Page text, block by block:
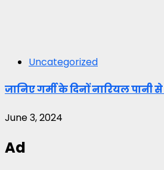
Uncategorized
जानिए गर्मी के दिनों नारियल पानी
June 3, 2024
Ad